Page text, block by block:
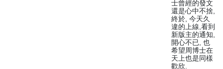
士曾經的發文
還是心中不捨,
終於, 今天久
違的上線,看到
新版主的通知,
開心不已, 也
希望周博士在
天上也是同樣
歡欣.